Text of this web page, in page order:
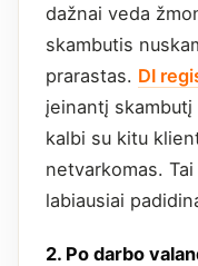
dažnai veda
skambutis
prarastas. DI
įeinantį
kalbi su kitu
netvarkomas.
labiausiai
2. Po darbo